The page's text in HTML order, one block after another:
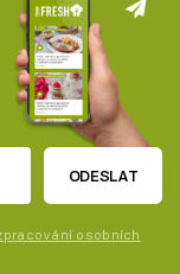
ODESLAT
osobních